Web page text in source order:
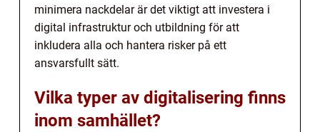
minimera nackdelar är det viktigt att investera i
digital infrastruktur och utbildning för att
inkludera alla och hantera risker på ett
ansvarsfullt sätt.
Vilka typer av digitalisering finns
inom samhället?